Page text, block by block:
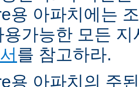
용 아파치에는
용가능한 모든
를 참고하라.
용 아파치의 주